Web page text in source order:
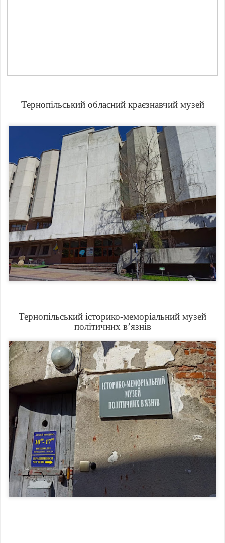
Тернопільський обласний краєзнавчий музей
Тернопільський історико-меморіальний музей
політичних в’язнів